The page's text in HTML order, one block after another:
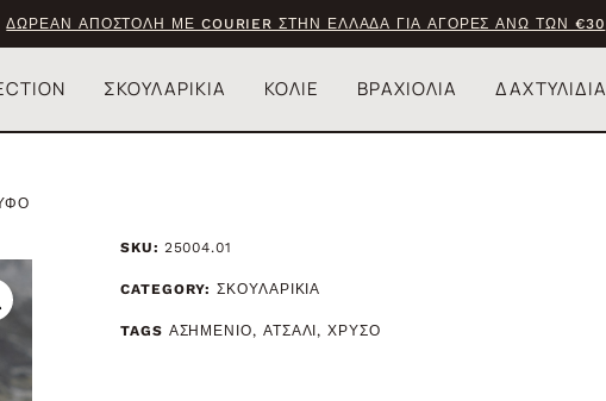
ΔΩΡΕΑΝ ΑΠΟΣΤΟΛΗ ΜΕ COURIER ΣΤΗΝ ΕΛΛΑΔΑ ΓΙΑ ΑΓΟΡΕΣ ΑΝΩ ΤΩΝ €30
ΣΚΟΥΛΑΡΙΚΙΑ ΚΟΛΙΕ ΒΡΑΧΙΟΛΙΑ ΔΑΧΤΥΛΙΔΙΑ
SKU: 25004.01
CATEGORY: ΣΚΟΥΛΑΡΙΚΙΑ
TAGS ΑΣΗΜΕΝΙΟ, ΑΤΣΑΛΙ,ΧΡΥΣΟ